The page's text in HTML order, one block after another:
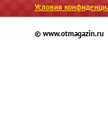
Условия
©